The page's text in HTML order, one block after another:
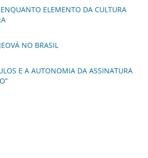
ELEMENTO DA CULTURA
NO BRASIL
E A AUTONOMIA DA ASSINATURA